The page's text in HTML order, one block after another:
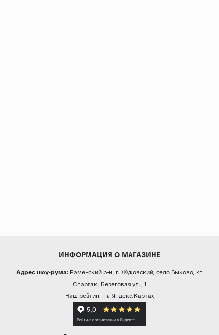
ИНФОРМАЦИЯ О МАГАЗИНЕ
Адрес шоу-рума: Раменский р-н, г. Жуковский, село Быково, кп
Спартак, Береговая ул., 1
Наш рейтинг на Яндекс.Картах